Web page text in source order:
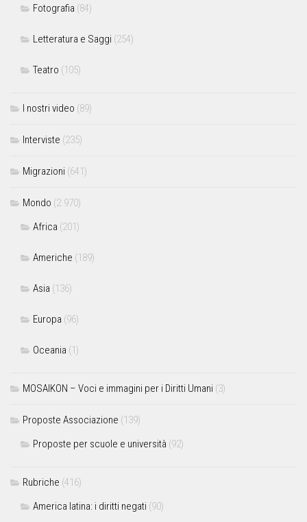
Fotografia (84)
Letteratura e Saggi (254)
Teatro (105)
I nostri video (89)
Interviste (235)
Migrazioni (641)
Mondo (2.970)
Africa (201)
Americhe (189)
Asia (136)
Europa (96)
Oceania (1)
MOSAIKON – Voci e immagini per i Diritti Umani (3)
Proposte Associazione (139)
Proposte per scuole e università (92)
Rubriche (416)
America latina: i diritti negati (90)